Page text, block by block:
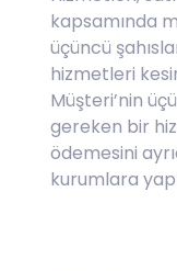
kapsamında
üçüncü
hizmetleri
Müşteri’nin
gereken bir
ödemesini
kurumlara